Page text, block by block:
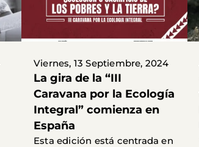
Viernes, 13 Septiembre, 2024
La gira de la “III
Caravana por la Ecología
Integral” comienza en
España
Esta edición está centrada en